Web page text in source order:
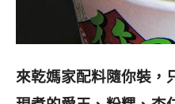
來乾媽家配料隨你裝，